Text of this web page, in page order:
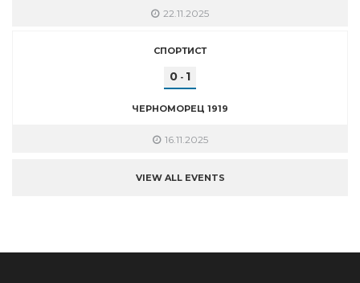
22.11.2025
СПОРТИСТ
0 - 1
ЧЕРНОМОРЕЦ 1919
16.11.2025
VIEW ALL EVENTS